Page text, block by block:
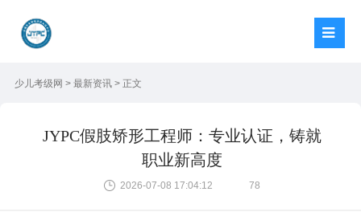
少儿考级网 > 最新资讯 > 正文
JYPC假肢矫形工程师：专业认证，铸就
职业新高度
2026-07-08 17:04:12 78